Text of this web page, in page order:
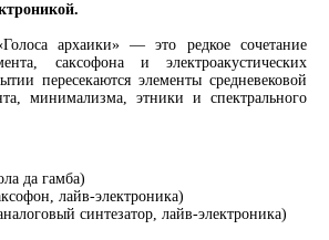
архаики» — это редкое сочетание
саксофона и электроакустических
пересекаются элементы средневековой
минимализма, этники и спектрального
да гамба)
лайв-электроника)
синтезатор, лайв-электроника)